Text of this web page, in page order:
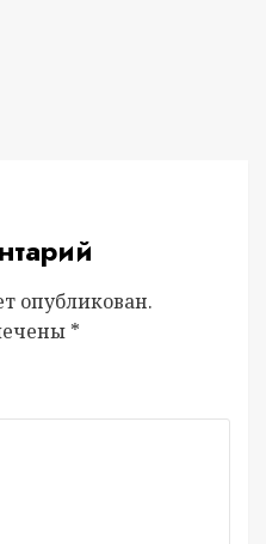
опубликован.
*